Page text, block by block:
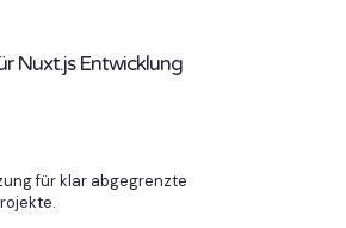
Nuxt.js Entwicklung
für klar abgegrenzte